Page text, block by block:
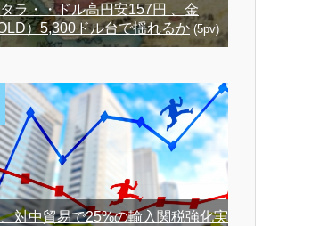
ラ・・ドル高円安157円 、金
）5,300ドル台で揺れるか(5pv)
対中貿易で25%の輸入関税強化実